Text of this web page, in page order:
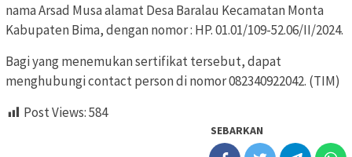
nama Arsad Musa alamat Desa Baralau Kecamatan Monta
Kabupaten Bima, dengan nomor : HP. 01.01/109-52.06/II/2024.
Bagi yang menemukan sertifikat tersebut, dapat
menghubungi contact person di nomor 082340922042. (TIM)
Post Views:584
SEBARKAN